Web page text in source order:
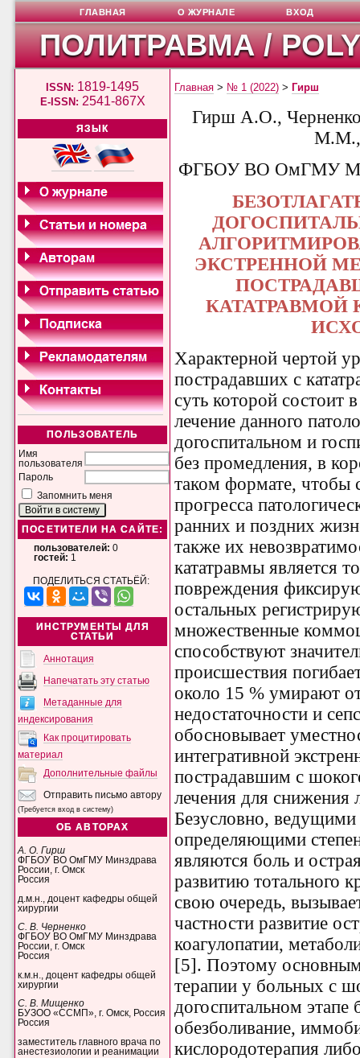
ПОЛИТРАВМА /
ISSN: 1819-1495
E-ISSN: 2541-867X
ЯЗЫК
ПОЛЬЗОВАТЕЛЬ
Имя
пользователя
Пароль
Запомнить меня
ПОСЕТИТЕЛИ НА САЙТЕ:
пользователей: 0
гостей: 1
ПОДЕЛИТЬСЯ СТАТЬЁЙ:
ИНСТРУМЕНТЫ ДЛЯ
СТАТЬИ
Аннотация
Напечатать эту статью
Метаданные для
индексирования
Как процитировать
материал
Дополнительные файлы
Отправить письмо автору
(Требуется вход в систему)
ОБ АВТОРАХ
А. О. Гирш
ФГБОУ ВО ОмГМУ Минздрава
России, г. Омск
Россия
д.м.н., доцент кафедры общей
хирургии
С. В. Черненко
ФГБОУ ВО ОмГМУ Минздрава
России, г. Омск
Россия
к.м.н., доцент кафедры общей
хирургии
С. В. Мищенко
БУЗОО «ССМП», г. Омск, Россия
Россия
заместитель главного врача по
анестезиологии и реанимации
ГЛАВНАЯ О ЖУРНАЛЕ ВХОД
Главная > № 1 (2022) > Гирш
Гирш А.О.,
ФГБОУ ВО ОмГМУ
ЭКСТРЕННОЙ
КАТАТРАВМОЙ
Характерной чертой
пострадавших с
суть которой состоит
лечение данного
догоспитальном и
без промедления, в
таком формате, чтобы
прогресса
ранних и поздних
также их
кататравмы является
повреждения
остальных
множественные
способствуют
происшествия
около 15 % умирают
недостаточности и
обосновывает
интегративной
пострадавшим с
лечениядля снижения
Безусловно, ведущими
определяющими
являются боль и
развитию тотального
свою очередь,
частности развитие
коагулопатии,
[5]. Поэтому
терапии у больных с
догоспитальном этапе
обезболивание,
кислородотерапия